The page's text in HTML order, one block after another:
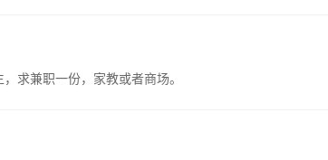
求兼职一份，家教或者商场。